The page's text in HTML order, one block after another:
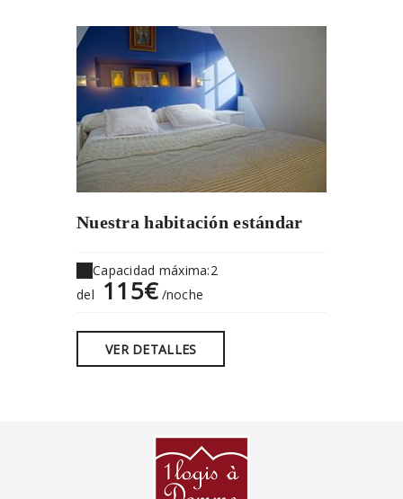
Nuestra habitación estándar
Capacidad máxima:2
del
115€/noche
VER DETALLES